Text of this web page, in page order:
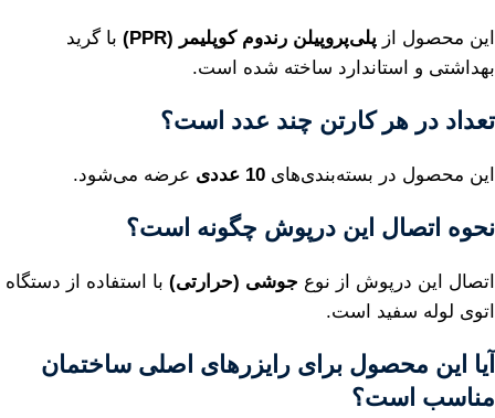
این محصول از پلی‌پروپیلن رندوم کوپلیمر (PPR)
با گرید
بهداشتی و استاندارد ساخته شده است.
تعداد در هر کارتن چند عدد است؟
این محصول در بسته‌بندی‌های 10 عددی عرضه می‌شود.
نحوه اتصال این درپوش چگونه است؟
اتصال این درپوش از نوع جوشی (حرارتی) با استفاده از دستگاه
اتوی لوله سفید است.
آیا این محصول برای رایزرهای اصلی ساختمان
مناسب است؟